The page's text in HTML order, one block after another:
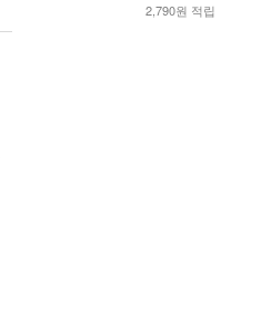
2,790원 적립